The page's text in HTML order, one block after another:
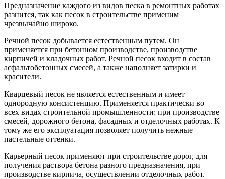
Предназначение каждого из видов песка в ремонтных работах
разнится, так как песок в строительстве применим
чрезвычайно широко.
Речной песок добывается естественным путем. Он
применяется при бетонном производстве, производстве
кирпичей и кладочных работ. Речной песок входит в состав
асфальтобетонных смесей, а также наполняет затирки и
красители.
Кварцевый песок не является естественным и имеет
однородную консистенцию. Применяется практически во
всех видах строительной промышленности: при производстве
смесей, дорожного бетона, фасадных и отделочных работах. К
тому же его эксплуатация позволяет получить нежные
пастельные оттенки.
Карьерный песок применяют при строительстве дорог, для
получения раствора бетона разного предназначения, при
производстве кирпича, осуществлении отделочных работ.